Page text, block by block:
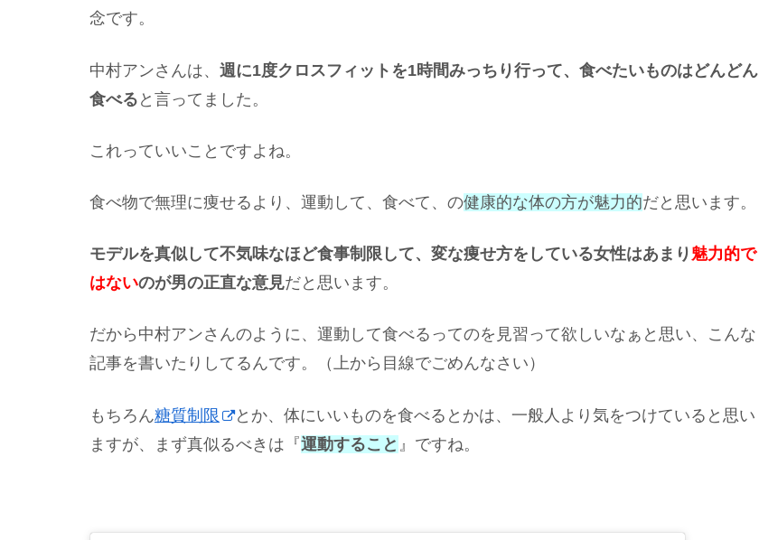
念です。
中村アンさんは、 週に1度クロスフィットを1時間みっちり行って、食べたいものはどんどん
食べる と言ってました。
これっていいことですよね。
食べ物で無理に痩せるより、運動して、食べて、の健康的な体の方が魅力的だと思います。
モデルを真似して不気味なほど食事制限して、変な痩せ方をしている女性はあまり 魅力的で
はないのが男の正直な意見だと思います。
だから中村アンさんのように、運動して食べるってのを見習って欲しいなぁと思い、こんな
記事を書いたりしてるんです。（上から目線でごめんなさい）
もちろん糖質制限
とか、体にいいものを食べるとかは、一般人より気をつけていると思い
ますが、まず真似るべきは『運動すること 』ですね。